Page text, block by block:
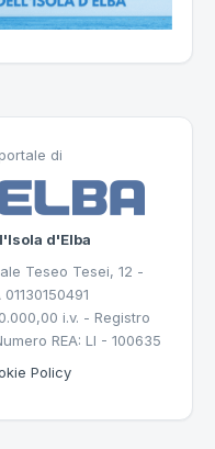
di
d'Elba
Teseo Tesei, 12 -
i.v. - Registro
REA: LI - 100635
Policy